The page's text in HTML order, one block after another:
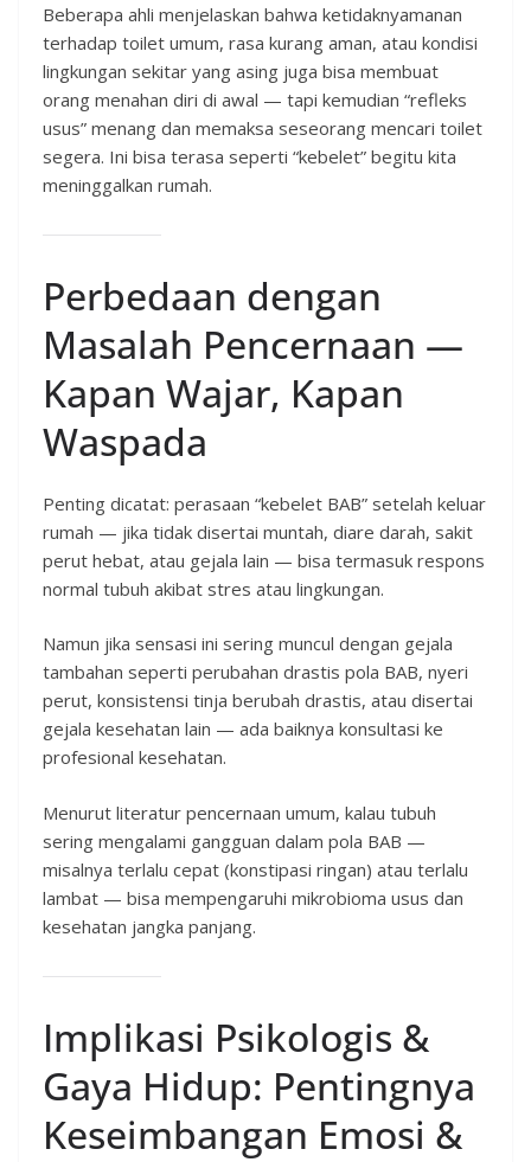
Beberapa ahli menjelaskan bahwa ketidaknyamanan
terhadap toilet umum, rasa kurang aman, atau kondisi
lingkungan sekitar yang asing juga bisa membuat
orang menahan diri di awal — tapi kemudian “refleks
usus” menang dan memaksa seseorang mencari toilet
segera. Ini bisa terasa seperti “kebelet” begitu kita
meninggalkan rumah.
Perbedaan dengan
Masalah Pencernaan —
Kapan Wajar, Kapan
Waspada
Penting dicatat: perasaan “kebelet BAB” setelah keluar
rumah — jika tidak disertai muntah, diare darah, sakit
perut hebat, atau gejala lain — bisa termasuk respons
normal tubuh akibat stres atau lingkungan.
Namun jika sensasi ini sering muncul dengan gejala
tambahan seperti perubahan drastis pola BAB, nyeri
perut, konsistensi tinja berubah drastis, atau disertai
gejala kesehatan lain — ada baiknya konsultasi ke
profesional kesehatan.
Menurut literatur pencernaan umum, kalau tubuh
sering mengalami gangguan dalam pola BAB —
misalnya terlalu cepat (konstipasi ringan) atau terlalu
lambat — bisa mempengaruhi mikrobioma usus dan
kesehatan jangka panjang.
Implikasi Psikologis &
Gaya Hidup: Pentingnya
Keseimbangan Emosi &